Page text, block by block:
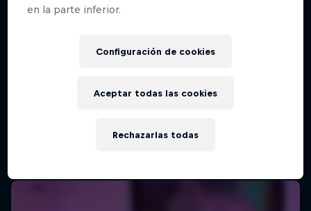
en la parte inferior.
Configuración de cookies
Rechazarlas todas
Aceptar todas las cookies